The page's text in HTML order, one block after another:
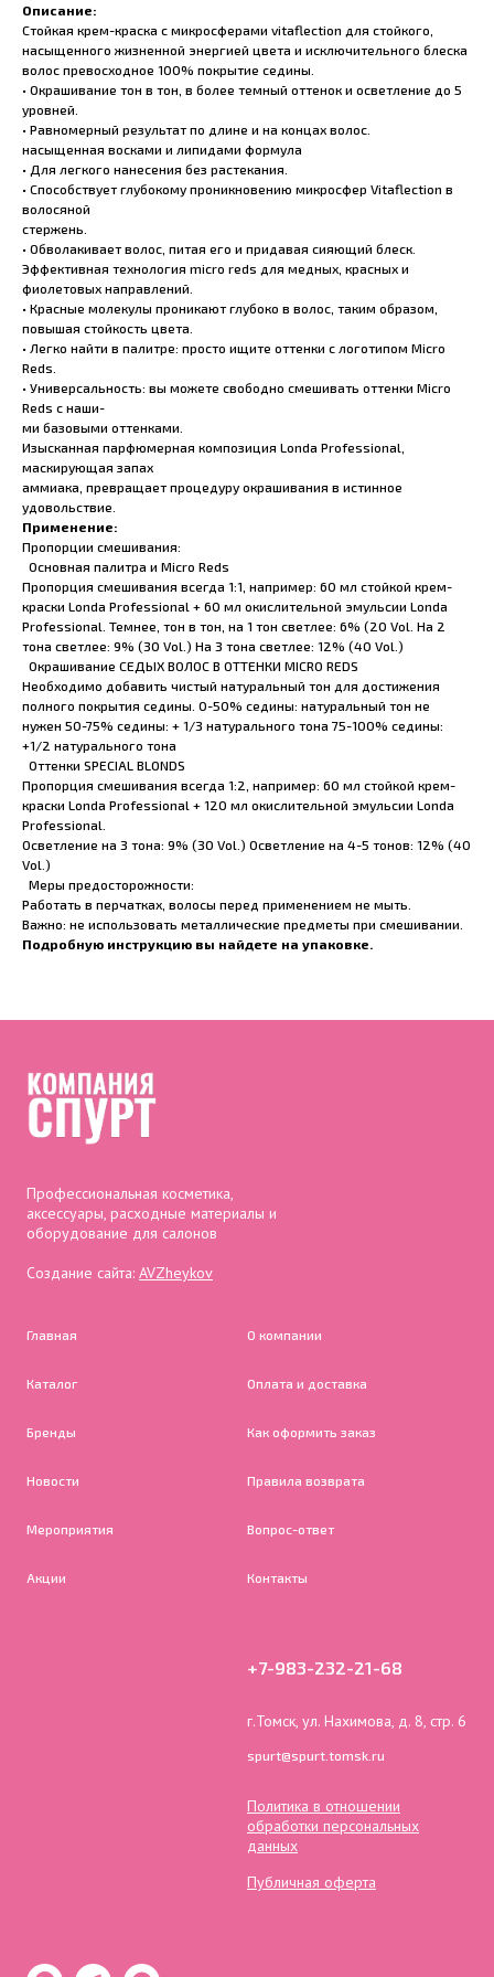
Описание:
Стойкая крем-краска с микросферами vitaflection для стойкого,
насыщенного жизненной энергией цвета и исключительного блеска
волос превосходное 100% покрытие седины.
• Окрашивание тон в тон, в более темный оттенок и осветление до 5
уровней.
• Равномерный результат по длине и на концах волос.
насыщенная восками и липидами формула
• Для легкого нанесения без растекания.
• Способствует глубокому проникновению микросфер Vitaflection в
волосяной
стержень.
• Обволакивает волос, питая его и придавая сияющий блеск.
Эффективная технология micro reds для медных, красных и
фиолетовых направлений.
• Красные молекулы проникают глубоко в волос, таким образом,
повышая стойкость цвета.
• Легко найти в палитре: просто ищите оттенки с логотипом Micro
Reds.
• Универсальность: вы можете свободно смешивать оттенки Micro
Reds с наши-
ми базовыми оттенками.
Изысканная парфюмерная композиция Londa Professional,
маскирующая запах
аммиака, превращает процедуру окрашивания в истинное
удовольствие.
Применение:
Пропорции смешивания:
Основная палитра и Micro Reds
Пропорция смешивания всегда 1:1, например: 60 мл стойкой крем-
краски Londa Professional + 60 мл окислительной эмульсии Londa
Professional. Темнее, тон в тон, на 1 тон светлее: 6% (20 Vol. На 2
тона светлее: 9% (30 Vol.) На 3 тона светлее: 12% (40 Vol.)
Окрашивание СЕДЫХ ВОЛОС В ОТТЕНКИ MICRO REDS
Необходимо добавить чистый натуральный тон для достижения
полного покрытия седины. 0-50% седины: натуральный тон не
нужен 50-75% седины: + 1/3 натурального тона 75-100% седины:
+1/2 натурального тона
Оттенки SPECIAL BLONDS
Пропорция смешивания всегда 1:2, например: 60 мл стойкой крем-
краски Londa Professional + 120 мл окислительной эмульсии Londa
Professional.
Осветление на 3 тона: 9% (30 Vol.) Осветление на 4-5 тонов: 12% (40
Vol.)
Меры предосторожности:
Работать в перчатках, волосы перед применением не мыть.
Важно: не использовать металлические предметы при смешивании.
Подробную инструкцию вы найдете на упаковке.
Профессиональная косметика,
аксессуары, расходные материалы и
оборудование для салонов
Создание сайта: AVZheykov
Главная
Каталог
Бренды
Новости
Мероприятия
Акции
О компании
Оплата и доставка
Как оформить заказ
Правила возврата
Вопрос-ответ
Контакты
+7-983-232-21-68
г.Томск, ул. Нахимова, д. 8, стр. 6
spurt@spurt.tomsk.ru
Политика в отношении
обработки персональных
данных
Публичная оферта